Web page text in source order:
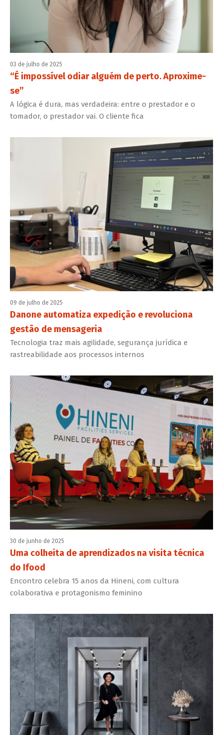
03 de julho de 2025
“É impossível odiar alguém de perto. Aproxime-
se”
A lógica é dura, mas verdadeira: entre o prestador e o
tomador, o prestador vai. O cliente fica
09 de julho de 2025
Danone automatiza expedição e revoluciona
gestão de mensageria
Tecnologia traz mais agilidade, segurança jurídica e
rastreabilidade aos processos internos
30 de junho de 2025
Uma colheita de aprendizados na visita técnica
do Ifood
Encontro celebra 15 anos da Hineni, com cultura
colaborativa e protagonismo feminino